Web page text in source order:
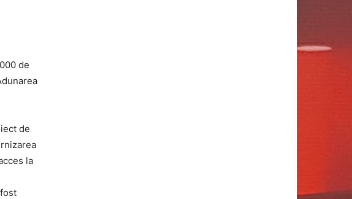
de
de
la